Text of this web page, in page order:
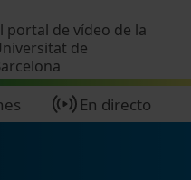
portal de vídeo de la
de
En directo